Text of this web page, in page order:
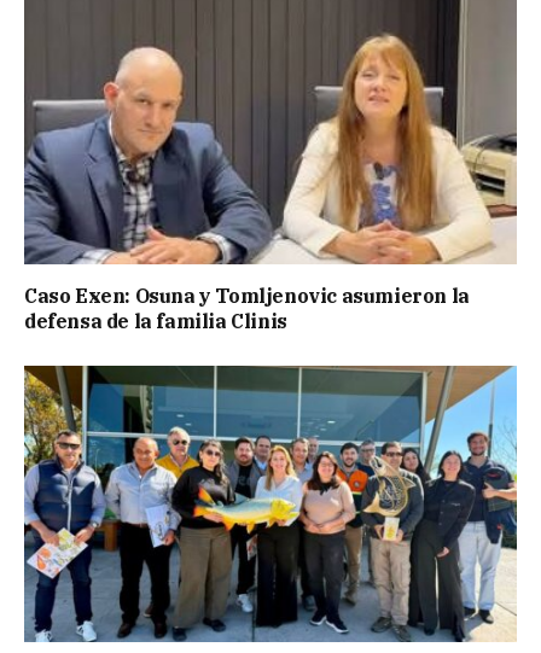
Caso Exen: Osuna y Tomljenovic asumieron la
defensa de la familia Clinis